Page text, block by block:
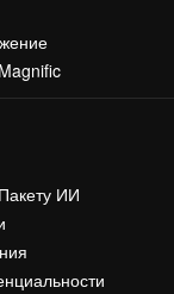
ИИ